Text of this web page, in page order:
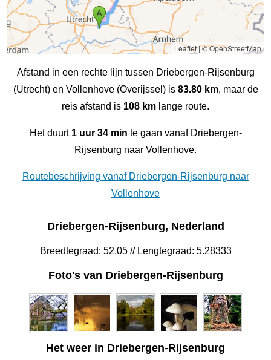
Leaflet|© OpenStreetMap
Afstand in een rechte lijn tussen Driebergen-Rijsenburg
(Utrecht) en Vollenhove (Overijssel) is 83.80 km, maar de
reis afstand is 108 km lange route.
Het duurt 1 uur 34 min te gaan vanaf Driebergen-
Rijsenburg naar Vollenhove.
Routebeschrijving vanaf Driebergen-Rijsenburg naar
Vollenhove
Driebergen-Rijsenburg, Nederland
Breedtegraad: 52.05 // Lengtegraad: 5.28333
Foto's van Driebergen-Rijsenburg
Het weer in Driebergen-Rijsenburg